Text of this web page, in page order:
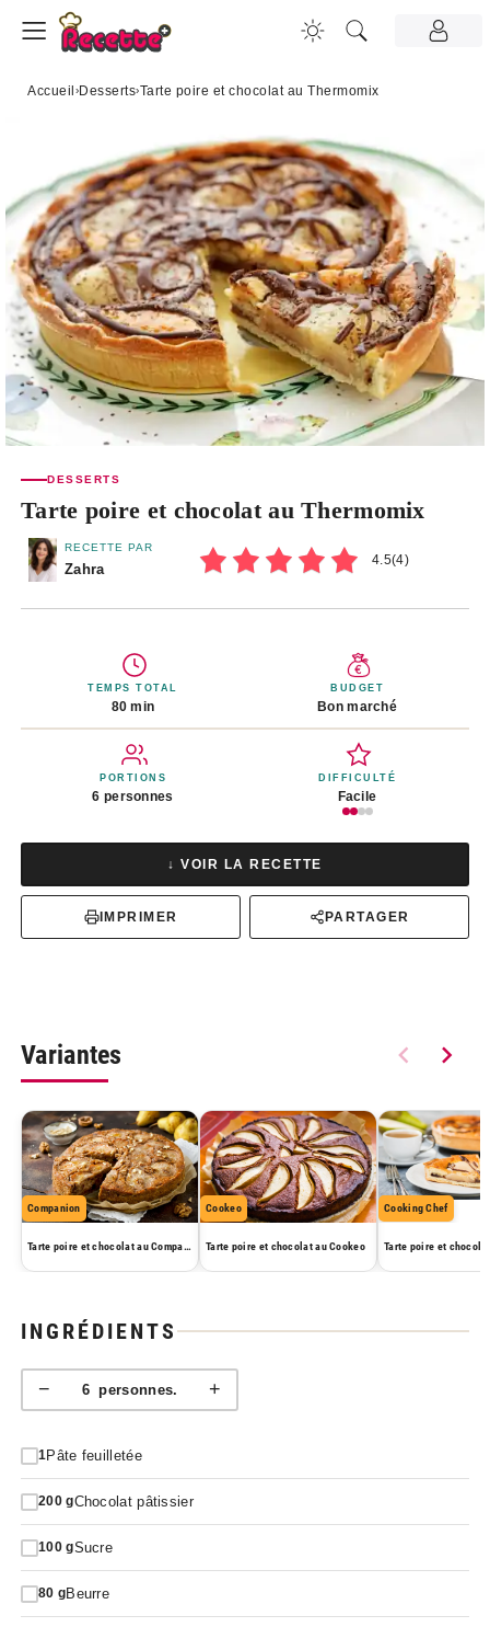
Accueil ›Desserts›Tarte poire et chocolat au Thermomix
DESSERTS
Tarte poire et chocolat au Thermomix
RECETTE PAR
Zahra
4.5(4)
TEMPS TOTAL
80 min
BUDGET
Bon marché
PORTIONS
6 personnes
DIFFICULTÉ
Facile
↓ VOIR LA RECETTE
IMPRIMER PARTAGER
Variantes
Companion
Tarte poire et chocolat au Companion
Cookeo
Tarte poire et chocolat au Cookeo
Cooking Chef
INGRÉDIENTS
− 6personnes. +
1Pâte feuilletée
200 gChocolat pâtissier
100 gSucre
80 gBeurre